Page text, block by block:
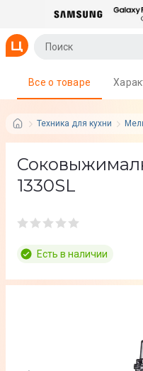
Техника для кухни
Все о товаре
1330SL
Есть в наличии